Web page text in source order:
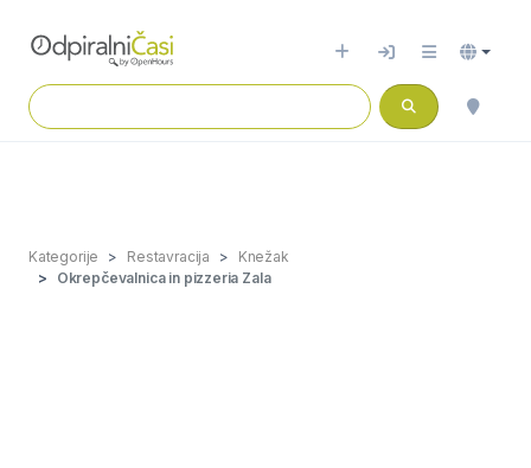
Kategorije Restavracija
Knežak
Okrepčevalnica in pizzeria Zala